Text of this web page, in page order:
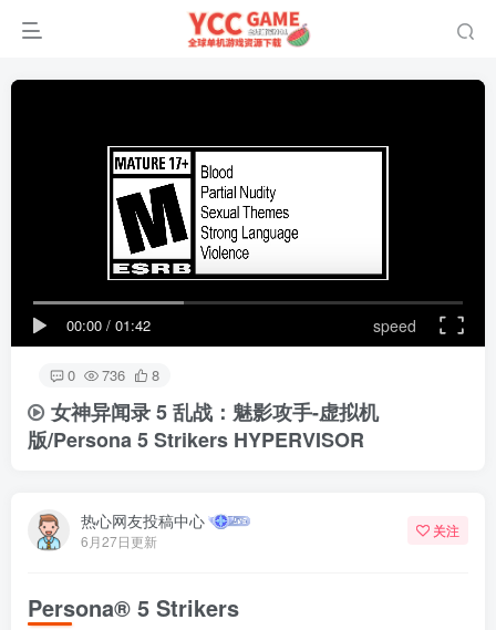
00:00 / 01:42 speed
0 736 8
女神异闻录 5 乱战：魅影攻手-虚拟机
版/Persona 5 Strikers HYPERVISOR
热心网友投稿中心
6月27日更新
关注
Persona® 5 Strikers